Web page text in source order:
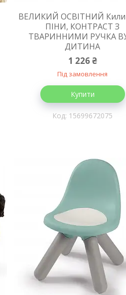
ВЕЛИКИЙ ОСВІТНИЙ
ПІНИ, КОНТРАСТ З
ТВАРИННИМИ РУЧКА
ДИТИНА
1 226 ₴
Під замовлення
Купити
15699672075